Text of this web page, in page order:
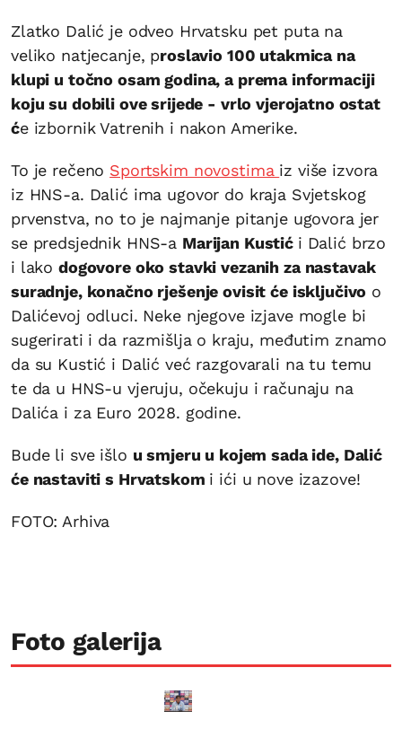
Zlatko Dalić je odveo Hrvatsku pet puta na
veliko natjecanje, proslavio 100 utakmica na
klupi u točno osam godina, a prema informaciji
koju su dobili ove srijede - vrlo vjerojatno ostat
će izbornik Vatrenih i nakon Amerike.
To je rečeno Sportskim novostima iz više izvora
iz HNS-a. Dalić ima ugovor do kraja Svjetskog
prvenstva, no to je najmanje pitanje ugovora jer
se predsjednik HNS-a Marijan Kustić i Dalić brzo
i lako dogovore oko stavki vezanih za nastavak
suradnje, konačno rješenje ovisit će isključivo o
Dalićevoj odluci. Neke njegove izjave mogle bi
sugerirati i da razmišlja o kraju, međutim znamo
da su Kustić i Dalić već razgovarali na tu temu
te da u HNS-u vjeruju, očekuju i računaju na
Dalića i za Euro 2028. godine.
Bude li sve išlo u smjeru u kojem sada ide, Dalić
će nastaviti s Hrvatskom i ići u nove izazove!
FOTO: Arhiva
Foto galerija